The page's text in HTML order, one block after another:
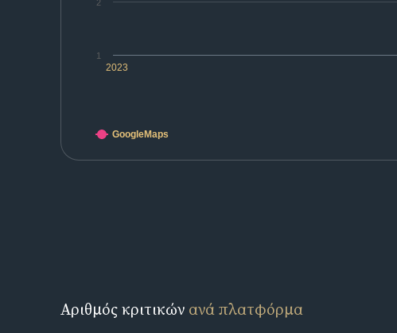
2023
1
2
GoogleMaps
Αριθμός κριτικών ανά πλατφόρμα